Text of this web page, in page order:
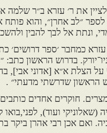
לציין את ר׳ עזרא ב״ר
״לב אחרן״, והוא פותח
ונתת אל לבך להבין
בדרוש הראשון
על הצלת א״א [אדוני אבי],
הראשון שדרשתי מדעתי״ .
חוקרים אחדים
ועוד), לפני,בואו
ואם אכן רבי אהרן ביקר